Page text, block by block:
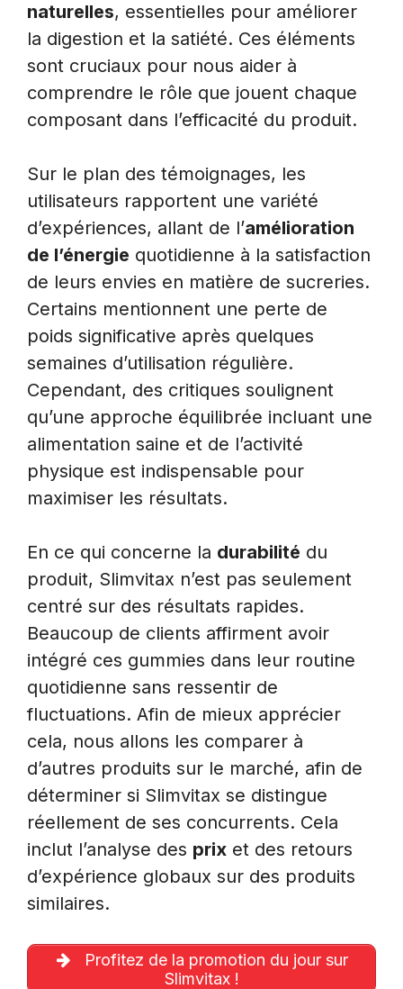
naturelles, essentielles pour améliorer
la digestion et la satiété. Ces éléments
sont cruciaux pour nous aider à
comprendre le rôle que jouent chaque
composant dans l’efficacité du produit.
Sur le plan des témoignages, les
utilisateurs rapportent une variété
d’expériences, allant de l’amélioration
de l’énergie quotidienne à la satisfaction
de leurs envies en matière de sucreries.
Certains mentionnent une perte de
poids significative après quelques
semaines d’utilisation régulière.
Cependant, des critiques soulignent
qu’une approche équilibrée incluant une
alimentation saine et de l’activité
physique est indispensable pour
maximiser les résultats.
En ce qui concerne la durabilité du
produit, Slimvitax n’est pas seulement
centré sur des résultats rapides.
Beaucoup de clients affirment avoir
intégré ces gummies dans leur routine
quotidienne sans ressentir de
fluctuations. Afin de mieux apprécier
cela, nous allons les comparer à
d’autres produits sur le marché, afin de
déterminer si Slimvitax se distingue
réellement de ses concurrents. Cela
inclut l’analyse des prix et des retours
d’expérience globaux sur des produits
similaires.
Profitez de la promotion du jour sur
Slimvitax !